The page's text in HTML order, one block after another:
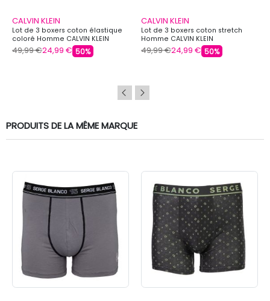
CALVIN KLEIN
Lot de 3 boxers coton élastique
coloré Homme CALVIN KLEIN
49,99 €24,99 € 50%
CALVIN KLEIN
Lot de 3 boxers coton stretch
Homme CALVIN KLEIN
49,99 €24,99 € 50%
PRODUITS DE LA MÊME MARQUE